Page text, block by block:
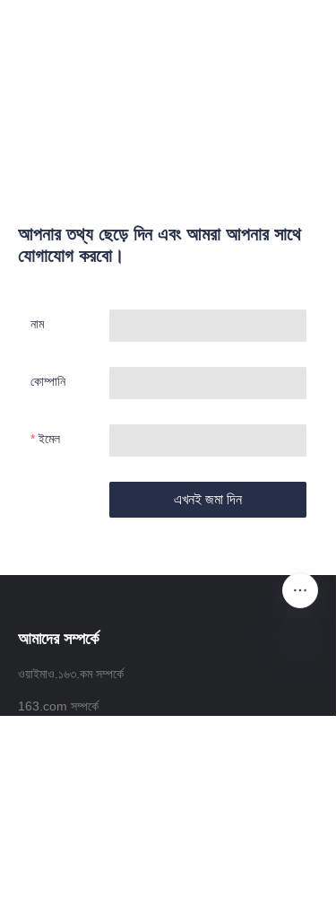
আপনার তথ্য ছেড়ে দিন এবং আমরা আপনার সাথে
যোগাযোগ করবো।
নাম
কোম্পানি
ইমেল
এখনই জমা দিন
আমাদের সম্পর্কে
ওয়াইমাও.১৬৩.কম সম্পর্কে
163.com সম্পর্কে
BN